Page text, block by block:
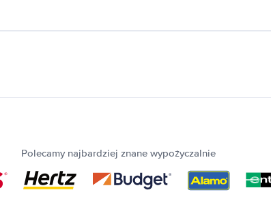
Polecamy najbardziej znane wypożyczalnie